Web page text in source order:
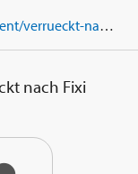
https://constantin.film/home-entertainment/verrueckt-nach-fixi/
nach Fixi